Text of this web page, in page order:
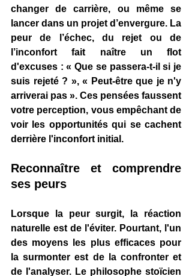
changer de carrière, ou même se
lancer dans un projet d’envergure. La
peur de l’échec, du rejet ou de
l’inconfort fait naître un flot
d'excuses : « Que se passera-t-il si je
suis rejeté ? », « Peut-être que je n'y
arriverai pas ». Ces pensées faussent
votre perception, vous empêchant de
voir les opportunités qui se cachent
derrière l'inconfort initial.
Reconnaître et comprendre
ses peurs
Lorsque la peur surgit, la réaction
naturelle est de l'éviter. Pourtant, l'un
des moyens les plus efficaces pour
la surmonter est de la confronter et